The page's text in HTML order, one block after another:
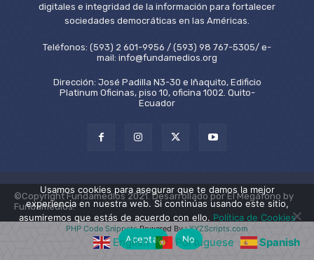
digitales e integridad de la información para fortalecer
sociedades democráticas en las Américas.
Teléfonos: (593) 2 601-9956 / (593) 98 767-5305/ e-
mail: info@fundamedios.org
Dirección: José Padilla N3-30 e Iñaquito, Edificio
Platinum Oficinas, piso 10, oficina 1002. Quito-
Ecuador
©Copyright Fundamedios 2021. Desarrollado por El Megáfono by
Fundamedios.
English Portuguese Spanish
PHP Code SnippetsPowered By :XYZScripts.com
Usamos cookies para asegurar que te damos la mejor
experiencia en nuestra web. Si continúas usando este sitio,
asumiremos que estás de acuerdo con ello. Política de Cookies
Aceptar
No